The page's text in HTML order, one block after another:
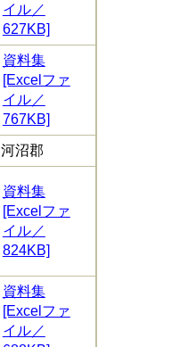
イル／
627KB]
資料集
[Excelファ
イル／
767KB]
河沼郡
資料集
[Excelファ
イル／
824KB]
資料集
[Excelファ
イル／